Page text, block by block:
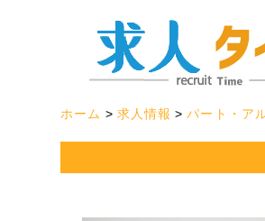
ホーム 求人情報 パート・ア